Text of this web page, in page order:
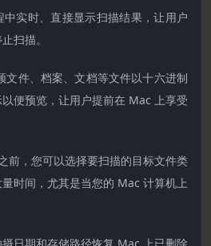
中实时、直接显示扫描结果，让用户
扫描。
文件、档案、文档等文件以十六进制
便预览，让用户提前在 Mac 上享受
前，您可以选择要扫描的目标文件类
时间，尤其是当您的 Mac 计算机上
日期和存储路径恢复 Mac 上已删除